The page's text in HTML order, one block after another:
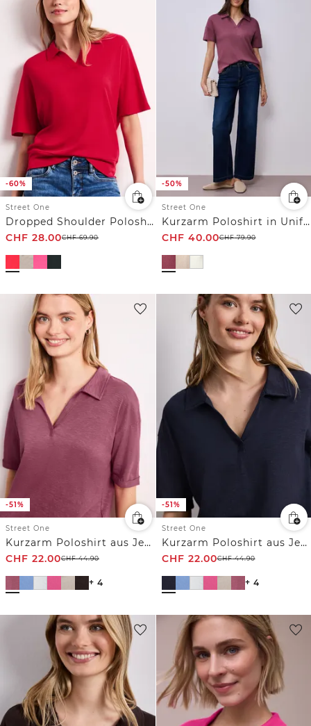
-60%
Street One
Dropped Shoulder Poloshirt mit Elastikbund
CHF 28.00CHF69.90
-50%
Street One
Kurzarm Poloshirt in Unifarbe
CHF 40.00CHF79.90
-51%
Street One
Kurzarm Poloshirt aus Jersey
CHF 22.00CHF44.90
+ 4
-51%
Street One
Kurzarm Poloshirt aus Jersey
CHF 22.00CHF44.90
+ 4